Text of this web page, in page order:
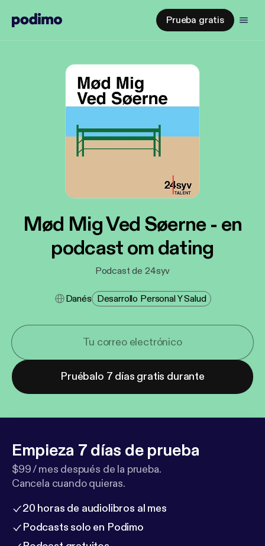
Prueba gratis
Mød Mig Ved Søerne - en
podcast om dating
Podcast de 24syv
Danés Desarrollo Personal Y Salud
Pruébalo 7 días gratis durante
Empieza 7 días de prueba
$99 / mes después de la prueba.
Cancela cuando quieras.
20 horas de audiolibros al mes
Podcasts solo en Podimo